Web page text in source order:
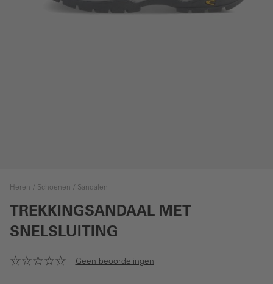
Heren Schoenen Sandalen
TREKKINGSANDAAL MET
SNELSLUITING
Geen beoordelingen